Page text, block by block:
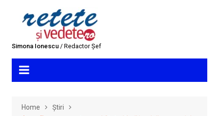
Simona Ionescu/ Redactor Șef
Home
Știri